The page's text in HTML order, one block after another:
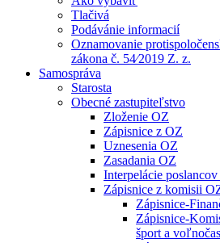
Tlačivá
Podávánie informacií
Oznamovanie
zákona č. 54⁄2019 Z. z.
Samospráva
Starosta
Obecné zastupiteľstvo
Zloženie OZ
Zápisnice z OZ
Uznesenia OZ
Zasadania OZ
Interpelácie
Zápisnice z komisii
Zápisnice-
Zápisnice-
šport a